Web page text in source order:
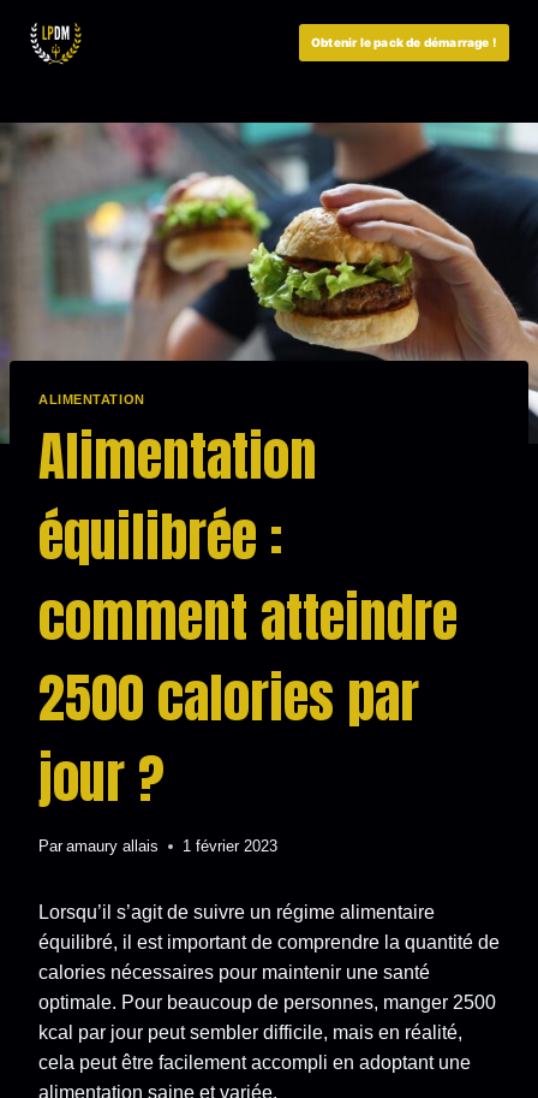
Obtenir le pack de démarrage !
ALIMENTATION
Alimentation
équilibrée :
comment atteindre
2500 calories par
jour ?
Par amaury allais 1 février 2023
Lorsqu’il s’agit de suivre un régime alimentaire
équilibré, il est important de comprendre la quantité de
calories nécessaires pour maintenir une santé
optimale. Pour beaucoup de personnes, manger 2500
kcal par jour peut sembler difficile, mais en réalité,
cela peut être facilement accompli en adoptant une
alimentation saine et variée.